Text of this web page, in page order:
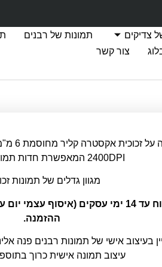
צדיקים תמונות של רבנים
צור קשר
2400DPI המאפשרת חדות תמונה מרבית.
מגוון גדלים של תמונות
משלוח עד 14 ימי עסקים (איסוף
ההזמנה.
בעיצוב אישי של תמונות רבנים פנה
עיצוב תמונה אישית כרוך